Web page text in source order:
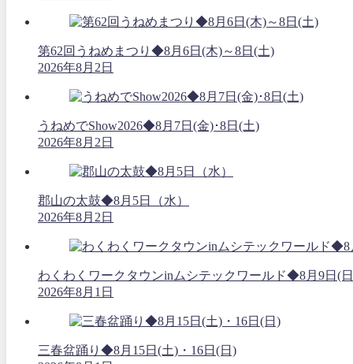
第62回うねめまつり◆8月6日(木)～8日(土)
2026年8月2日
うねめでShow2026◆8月7日(金)･8日(土)
2026年8月2日
郡山の太鼓◆8月5日（水）
2026年8月2日
わくわくワークタウンinムシテックワールド◆8月9日(
2026年8月1日
三春盆踊り◆8月15日(土)・16日(日)